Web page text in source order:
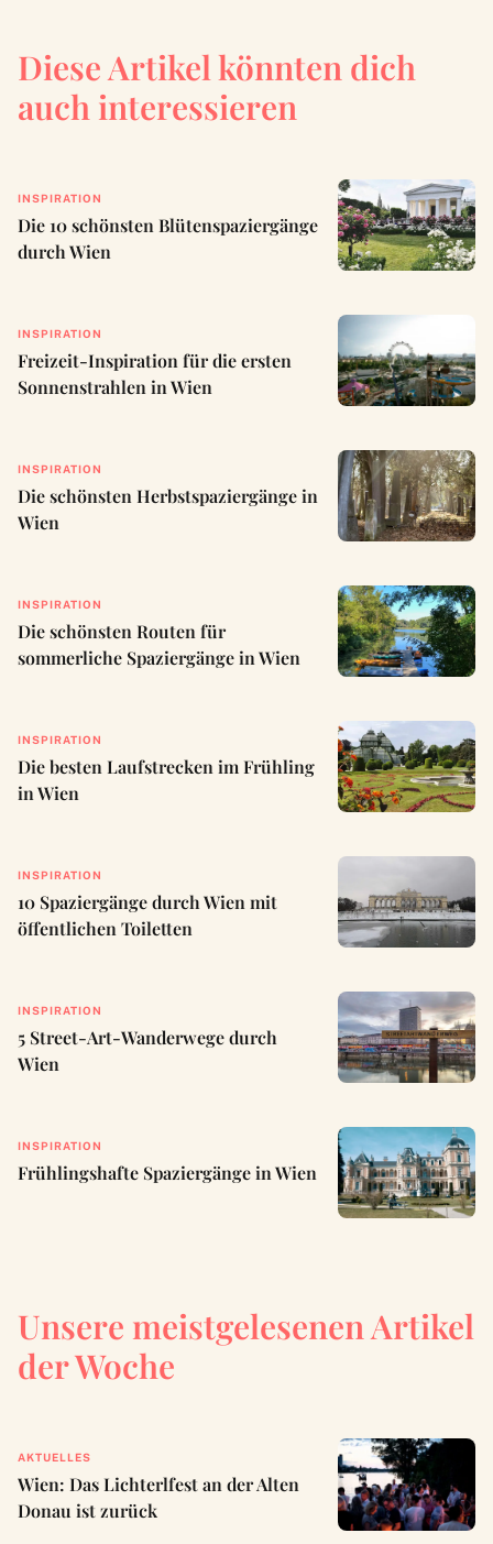
Diese Artikel könnten dich
auch interessieren
INSPIRATION
Die 10 schönsten Blütenspaziergänge
durch Wien
INSPIRATION
Freizeit-Inspiration für die ersten
Sonnenstrahlen in Wien
INSPIRATION
Die schönsten Herbstspaziergänge in
Wien
INSPIRATION
Die schönsten Routen für
sommerliche Spaziergänge in Wien
INSPIRATION
Die besten Laufstrecken im Frühling
in Wien
INSPIRATION
10 Spaziergänge durch Wien mit
öffentlichen Toiletten
INSPIRATION
5 Street-Art-Wanderwege durch
Wien
INSPIRATION
Frühlingshafte Spaziergänge in Wien
Unsere meistgelesenen Artikel
der Woche
AKTUELLES
Wien: Das Lichterlfest an der Alten
Donau ist zurück